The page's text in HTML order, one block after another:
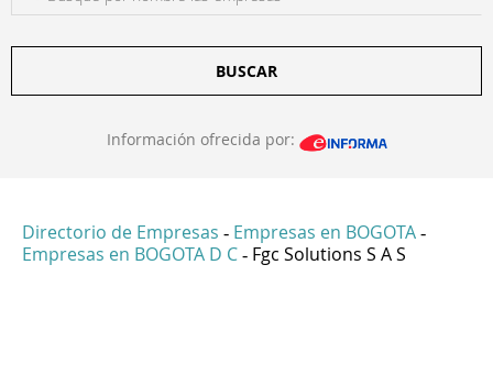
BUSCAR
Información ofrecida por:
Directorio de Empresas - Empresas en BOGOTA -
Empresas en BOGOTA D C - Fgc Solutions S A S